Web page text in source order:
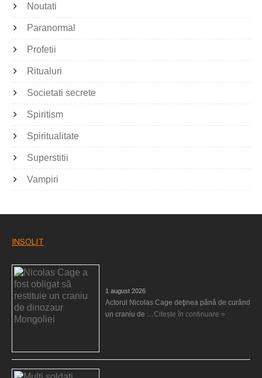
Noutati
Paranormal
Profetii
Ritualuri
Societati secrete
Spiritism
Spiritualitate
Superstitii
Vampiri
INSOLIT
1 august 2026
Actorul Nicolas Cage deţinea până de curând
un craniu de …Citește în continuare »